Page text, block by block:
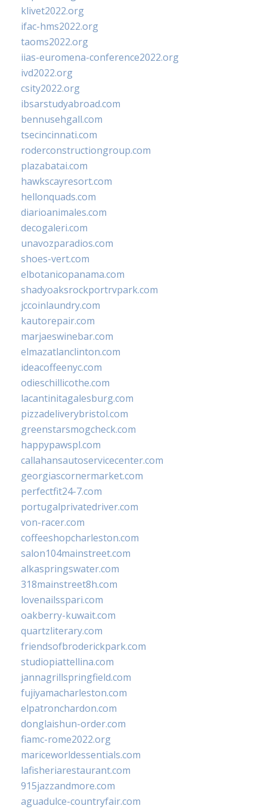
klivet2022.org
ifac-hms2022.org
taoms2022.org
iias-euromena-conference2022.org
ivd2022.org
csity2022.org
ibsarstudyabroad.com
bennusehgall.com
tsecincinnati.com
roderconstructiongroup.com
plazabatai.com
hawkscayresort.com
hellonquads.com
diarioanimales.com
decogaleri.com
unavozparadios.com
shoes-vert.com
elbotanicopanama.com
shadyoaksrockportrvpark.com
jccoinlaundry.com
kautorepair.com
marjaeswinebar.com
elmazatlanclinton.com
ideacoffeenyc.com
odieschillicothe.com
lacantinitagalesburg.com
pizzadeliverybristol.com
greenstarsmogcheck.com
happypawspl.com
callahansautoservicecenter.com
georgiascornermarket.com
perfectfit24-7.com
portugalprivatedriver.com
von-racer.com
coffeeshopcharleston.com
salon104mainstreet.com
alkaspringswater.com
318mainstreet8h.com
lovenailsspari.com
oakberry-kuwait.com
quartzliterary.com
friendsofbroderickpark.com
studiopiattellina.com
jannagrillspringfield.com
fujiyamacharleston.com
elpatronchardon.com
donglaishun-order.com
fiamc-rome2022.org
mariceworldessentials.com
lafisheriarestaurant.com
915jazzandmore.com
aguadulce-countryfair.com